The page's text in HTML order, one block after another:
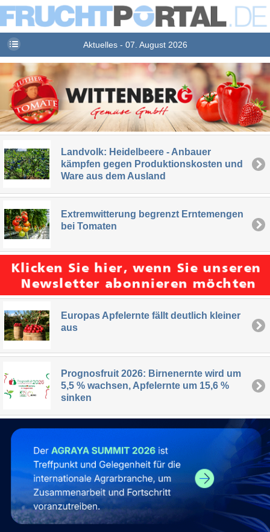
Aktuelles - 07. August 2026
Landvolk: Heidelbeere - Anbauer
kämpfen gegen Produktionskosten und
Ware aus dem Ausland
Extremwitterung begrenzt Erntemengen
bei Tomaten
Europas Apfelernte fällt deutlich kleiner
aus
Prognosfruit 2026: Birnenernte wird um
5,5 % wachsen, Apfelernte um 15,6 %
sinken